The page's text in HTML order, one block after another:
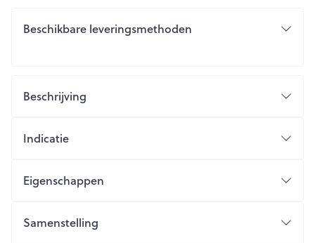
Beschikbare leveringsmethoden
Beschrijving
Indicatie
Eigenschappen
Samenstelling